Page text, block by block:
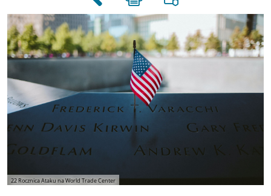
22 Rocznica Ataku na World Trade Center